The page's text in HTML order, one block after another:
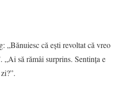
„Bănuiesc că ești revoltat că vreo
„Ai să rămâi surprins. Sentința e